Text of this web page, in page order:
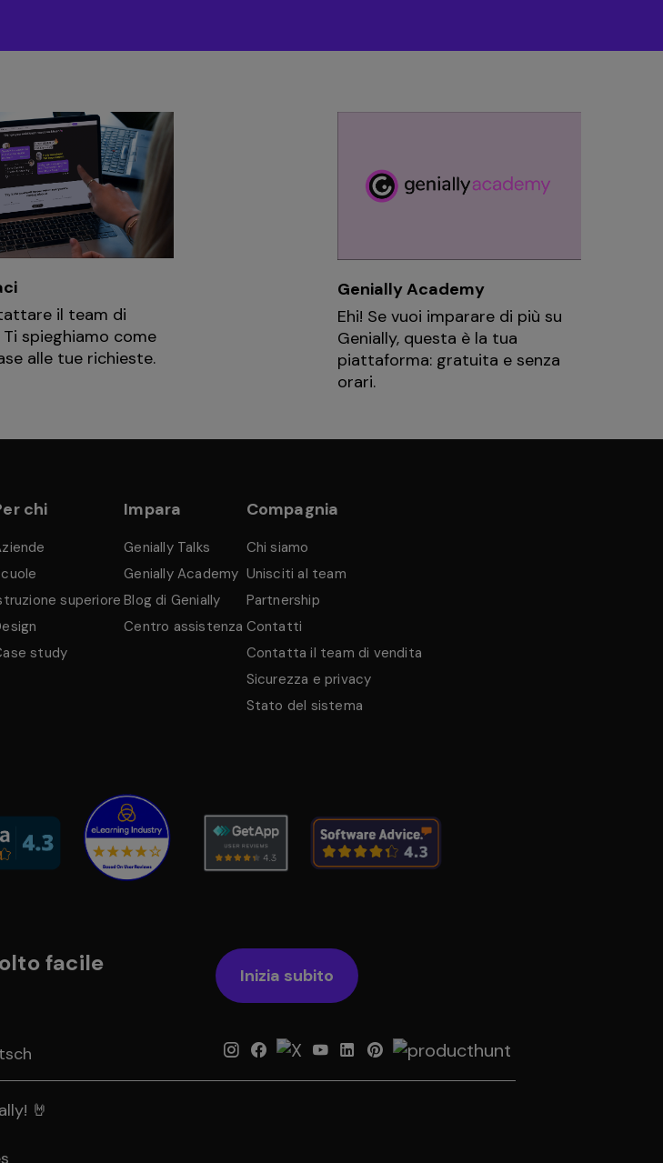
il team di
Ti spieghiamo come
alle tue richieste.
Genially Academy
Ehi! Se vuoi imparare di più su
Genially, questa è la tua
piattaforma: gratuita e senza
orari.
chi
superiore
study
Impara
Genially Talks
Genially Academy
Blog di Genially
Centro assistenza
Compagnia
Chi siamo
Unisciti al team
Partnership
Contatti
Contatta il team di vendita
Sicurezza e privacy
Stato del sistema
facile Inizia subito
🤘